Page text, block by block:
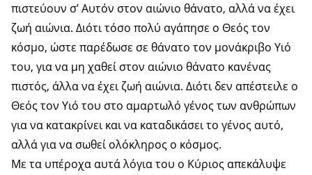
πιστεύουν σ’ Αυτόν στον αιώνιο θάνατο, αλλά να έχει
ζωή αιώνια. Διότι τόσο πολύ αγάπησε ο Θεός τον
κόσμο, ώστε παρέδωσε σε θάνατο τον μονάκριβο Υιό
του, για να μη χαθεί στον αιώνιο θάνατο κανένας
πιστός, άλλα να έχει ζωή αιώνια. Διότι δεν απέστειλε ο
Θεός τον Υιό του στο αμαρτωλό γένος των ανθρώπων
για να κατακρίνει και να καταδικάσει το γένος αυτό,
αλλά για να σωθεί ολόκληρος ο κόσμος.
Με τα υπέροχα αυτά λόγια του ο Κύριος απεκάλυψε